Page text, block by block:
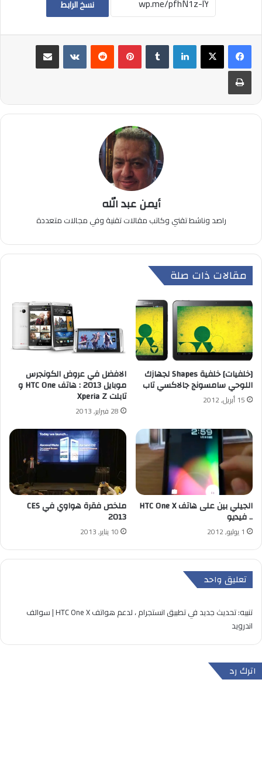
نسخ الرابط
لينكدإن بينتيريست
مشاركة عبر البريد
طباعة
أيمن عبد الله
راصد وناشط تقني وكاتب مقالات تقنية وفي مجالات متعددة
مقالات ذات صلة
[خلفيات] خلفية Shapes لجهازك
اللوحي سامسونج جالاكسي تاب
15 أبريل, 2012
الافضل في عروض الكونجرس
موبايل 2013 : هاتف HTC One و
تابلت Xperia Z
28 فبراير, 2013
الجيلي بين على هاتف HTC One X
.. فيديو
1 يوليو, 2012
ملخص فقرة هواوي في CES
2013
10 يناير, 2013
تعليق واحد
تنبيه:
تحديث جديد في تطبيق انستجرام ، لدعم هواتف HTC One X | سوالف
اندرويد
اترك رد